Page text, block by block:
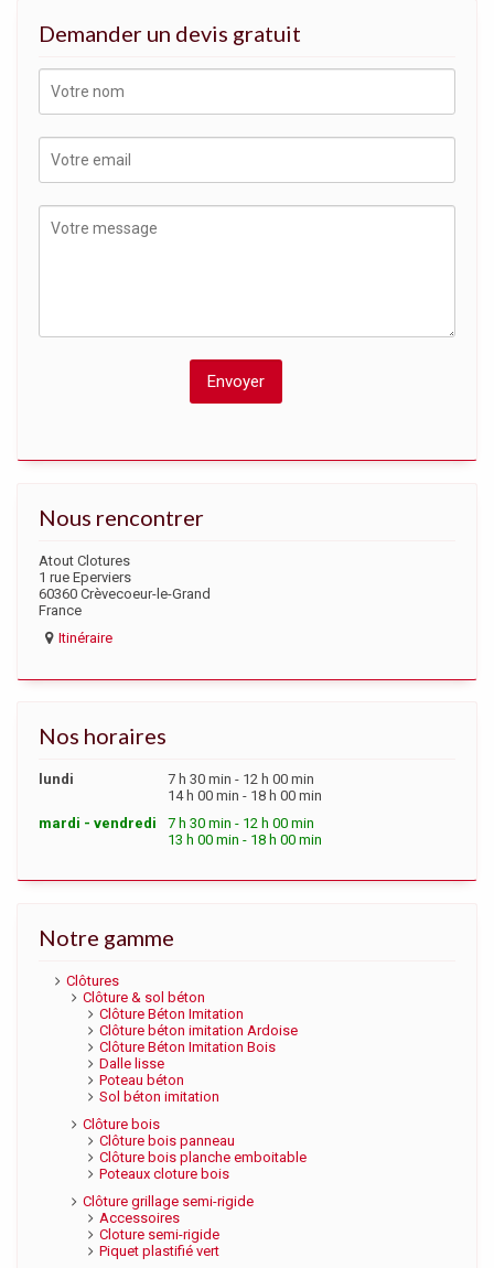
Demander un devis gratuit
Nous rencontrer
Atout Clotures
1 rue Eperviers
60360 Crèvecoeur-le-Grand
France
Itinéraire
Nos horaires
lundi
7 h 30 min - 12 h 00 min
14 h 00 min - 18 h 00 min
mardi - vendredi
7 h 30 min - 12 h 00 min
13 h 00 min - 18 h 00 min
Notre gamme
Clôtures
Clôture & sol béton
Clôture Béton Imitation
Clôture béton imitation Ardoise
Clôture Béton Imitation Bois
Dalle lisse
Poteau béton
Sol béton imitation
Clôture bois
Clôture bois panneau
Clôture bois planche emboitable
Poteaux cloture bois
Clôture grillage semi-rigide
Accessoires
Cloture semi-rigide
Piquet plastifié vert